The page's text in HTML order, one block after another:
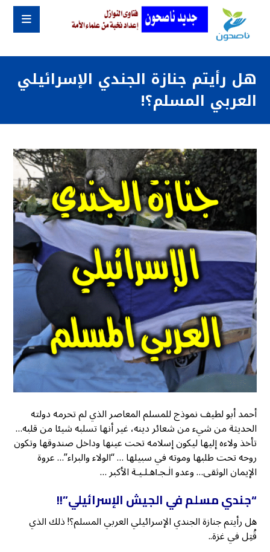
هل رأيتم جنازة الجندي الإسرائيلي
العربي المسلم؟!
أحمد أبو لطيف نموذج للمسلم المعاصر الذي لم تحرمه دولته
الحديثة من شيء من شعائر دينه، غير أنها تسلبه شيئا من قلبه…
تأخذ ولاءه إليها ليكون إسلامه تحت عينها وداخل صندوقها وتكون
روحه تحت طلبها وموته في سبيلها … “الولاء والبراء”… عروة
الإيمان الوثقى… وعدو اڶـجـ౹هـلـيـة الأكبر …
“جندي مسلم في الجيش الإسرائيلي”!!
هل رأيتم جنازة الجندي الإسرائيلي العربي المسلم؟! ذلك الذي
قُتِل في غزة..